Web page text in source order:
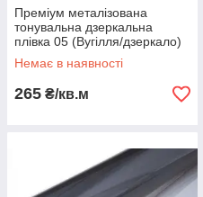
Преміум металізована
тонувальна дзеркальна
плівка 05 (Вугілля/дзеркало)
Немає в наявності
265 ₴/кв.м